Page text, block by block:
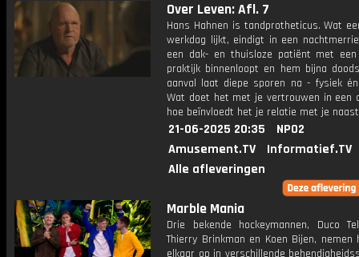
Over Leven: Afl. 7
Hans Hahnen is tandprotheticus. Wat
werkdag lijkt, eindigt in een
een dak- en thuisloze patiënt met
praktijk binnenloopt en hem bijna
aanval laat diepe sporen na - fysiek
Wat doet het met je vertrouwen in een
hoe beïnvloedt het je relatie met je
21-06-2025 20:35
NPO2
Amusement.TV
Informatief.TV
Alle afleveringen
Marble Mania
Drie bekende hockeymannen, Duco
Thierry Brinkman en Koen Bijen, nemen
elkaar op in verschillende